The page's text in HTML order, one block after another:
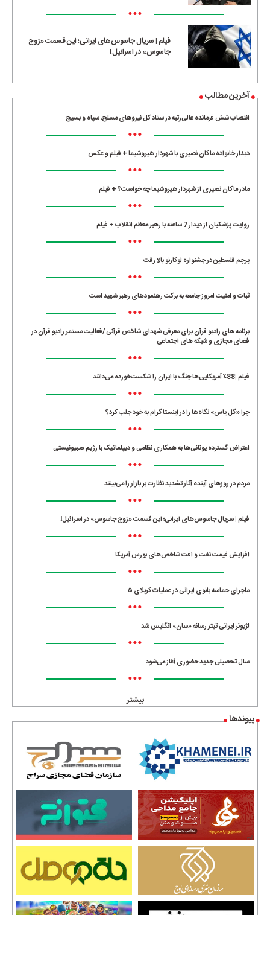
•••
فیلم | سریال جاسوس‌های ایرانی؛ این قسمت «زوج
جاسوس» در اسرائیل!
آخرین مطالب
انتصاب شش فرمانده عالی‌رتبه در ستاد کل نیروهای مسلح، سپاه و بسیج
•••
دیدار خانواده ماکان نصیری با شهردار هیروشیما + فیلم و عکس
•••
مادر ماکان نصیری از شهردار هیروشیما چه خواست؟ + فیلم
•••
روایت پزشکیان از دیدار 7 ساعته با رهبر معظم انقلاب + فیلم
•••
پرچم فلسطین در جشنواره لوکارنو بالا رفت
•••
ثبات و امنیت امروز جامعه به برکت رهنمودهای رهبر شهید است
•••
برنامه های رادیو قرآن برای معرفی شهدای شاخص قرآنی /فعالیت مستمر رادیو قرآن در
فضای مجازی و شبکه های اجتماعی
•••
فیلم |88٪ آمریکایی‌ها جنگ با ایران را شکست‌خورده می‌دانند
•••
چرا «گل یاس» نگاه‌ها را در اینستاگرام به خود جلب کرد؟
•••
اعتراض گسترده یونانی‌ها به همکاری نظامی و دیپلماتیک با رژیم صهیونیستی
•••
مردم در روزهای آینده آثار تشدید نظارت بر بازار را می‌بینند
•••
فیلم | سریال جاسوس‌های ایرانی؛ این قسمت «زوج جاسوس» در اسرائیل!
•••
افزایش قیمت نفت و افت شاخص‌های بورس آمریکا
•••
ماجرای حماسه‌ بانوی ایرانی در عملیات کربلای ۵
•••
لژیونر ایرانی تیتر رسانه «سان» انگلیس شد
•••
سال تحصیلی جدید حضوری آغاز می‌شود
•••
بیشتر
پیوندها